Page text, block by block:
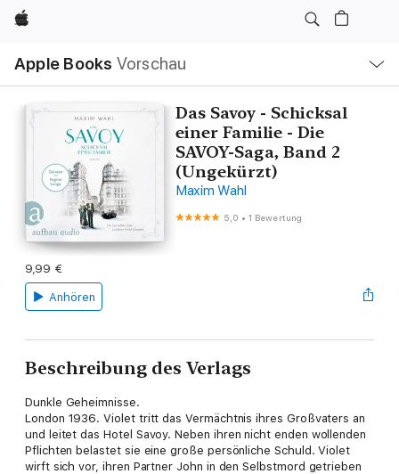
Apple
Apple Books Vorschau
Navigation
Menü
öffnen
Das Savoy - Schicksal
einer Familie - Die
SAVOY-Saga, Band 2
(Ungekürzt)
Maxim Wahl
5,0 •1 Bewertung
9,99 €
Anhören
Beschreibung des Verlags
Dunkle Geheimnisse.
London 1936. Violet tritt das Vermächtnis ihres Großvaters an
und leitet das Hotel Savoy. Neben ihren nicht enden wollenden
Pflichten belastet sie eine große persönliche Schuld. Violet
wirft sich vor, ihren Partner John in den Selbstmord getrieben